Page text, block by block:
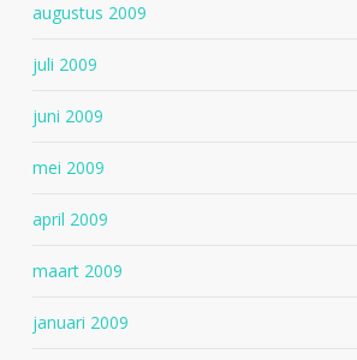
augustus 2009
juli 2009
juni 2009
mei 2009
april 2009
maart 2009
januari 2009